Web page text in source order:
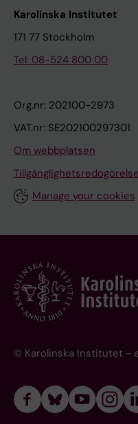
Karolinska Institutet
171 77 Stockholm
Tel: 08-524 800 00
Org.nr: 202100-2973
VAT.nr: SE202100297301
Om webbplatsen
Tillgänglighetsredogörelse
Manage your cookies
© Karolinska Institutet -